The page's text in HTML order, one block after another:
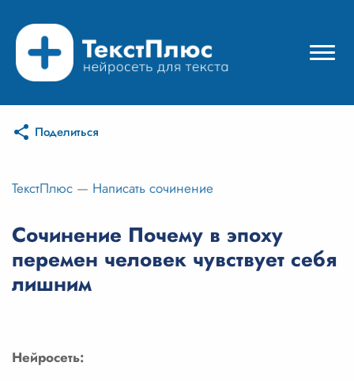
Режимы нейросети
Цены
Вход
Вход с Telegram
Поделиться
ТекстПлюс — Написать сочинение
Сочинение Почему в эпоху
перемен человек чувствует себя
лишним
Нейросеть: